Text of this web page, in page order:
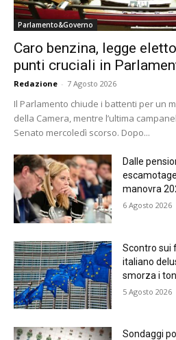
Parlamento&Governo
Caro benzina, legge
punti cruciali in
Redazione - 7 Agosto 2026
Il Parlamento chiude i battenti per un
della Camera, mentre l’ultima
Senato mercoledì scorso. Dopo...
Dalle
manovra
6 Agosto 2026
Scontro sui
italiano
smorza i
5 Agosto 2026
Sondaggi